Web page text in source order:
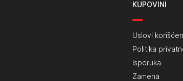
KUPOVINI
Uslovi
Politika
Isporuka
Zamena